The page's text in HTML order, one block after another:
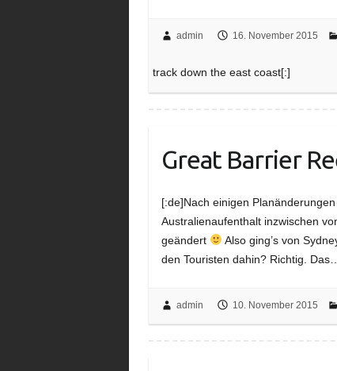
admin 16. November 2015
track down the east coast[:]
Great Barrier
[:de]Nach einigen
Australienaufenthalt inzwischen
geändert
Also ging’s von
den Touristen dahin? Richtig. Das…
admin 10. November 2015